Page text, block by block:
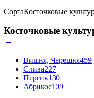
СортаКосточковые
Косточковые
→
Вишня, Черешня459
Слива227
Персик130
Абрикос109